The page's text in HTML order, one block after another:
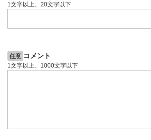
1文字以上、20文字以下
任意 コメント
1文字以上、1000文字以下